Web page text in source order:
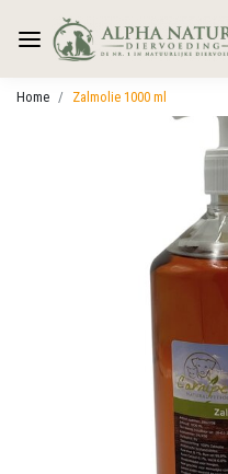
Home Zalmolie 1000 ml